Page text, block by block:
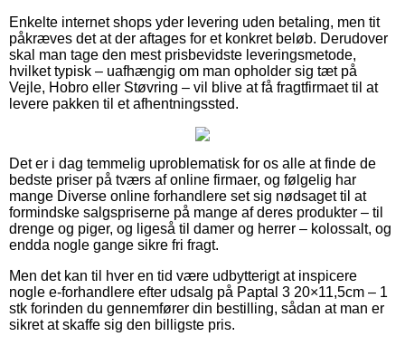
Enkelte internet shops yder levering uden betaling, men tit
påkræves det at der aftages for et konkret beløb. Derudover
skal man tage den mest prisbevidste leveringsmetode,
hvilket typisk – uafhængig om man opholder sig tæt på
Vejle, Hobro eller Støvring – vil blive at få fragtfirmaet til at
levere pakken til et afhentningssted.
Det er i dag temmelig uproblematisk for os alle at finde de
bedste priser på tværs af online firmaer, og følgelig har
mange Diverse online forhandlere set sig nødsaget til at
formindske salgspriserne på mange af deres produkter – til
drenge og piger, og ligeså til damer og herrer – kolossalt, og
endda nogle gange sikre fri fragt.
Men det kan til hver en tid være udbytterigt at inspicere
nogle e-forhandlere efter udsalg på Paptal 3 20×11,5cm – 1
stk forinden du gennemfører din bestilling, sådan at man er
sikret at skaffe sig den billigste pris.